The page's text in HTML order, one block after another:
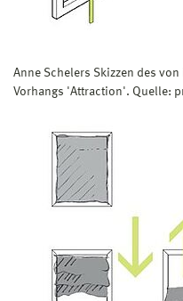
Anne Schelers Skizzen des
Vorhangs 'Attraction'. Quelle: